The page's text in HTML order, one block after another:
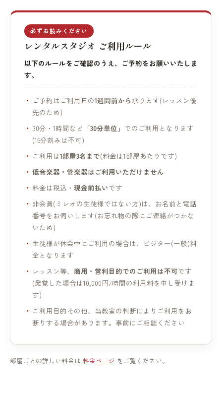
必ずお読みください
レンタルスタジオ ご利用ルール
以下のルールをご確認のうえ、ご予約をお願いいたしま
す。
ご予約はご利用日の1週間前から 承ります(レッスン優
先のため)
30分・1時間など 「30分単位」 でのご利用となります
(15分刻みは不可)
ご利用は1部屋3名まで(料金は1部屋あたりです)
低音楽器・管楽器はご利用いただけません
料金は税込・ 現金前払いです
非会員(ミレオの生徒様ではない方)は、お名前と電話
番号をお伺いします(お忘れ物の際にご連絡がつかな
いため)
生徒様が休会中にご利用の場合は、ビジター(一般)料
金となります
レッスン等、 商用・営利目的でのご利用は不可です
(発覚した場合は10,000円/時間の利用料を申し受けま
す)
ご利用目的その他、当教室の判断によりご利用をお
断りする場合があります。事前にご相談ください
部屋ごとの詳しい料金は 料金ページ をご覧ください。